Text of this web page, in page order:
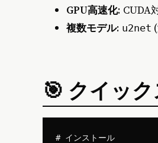
GPU高速化: CUDA
複数モデル: u2net
🎯 クイッ
# インストール